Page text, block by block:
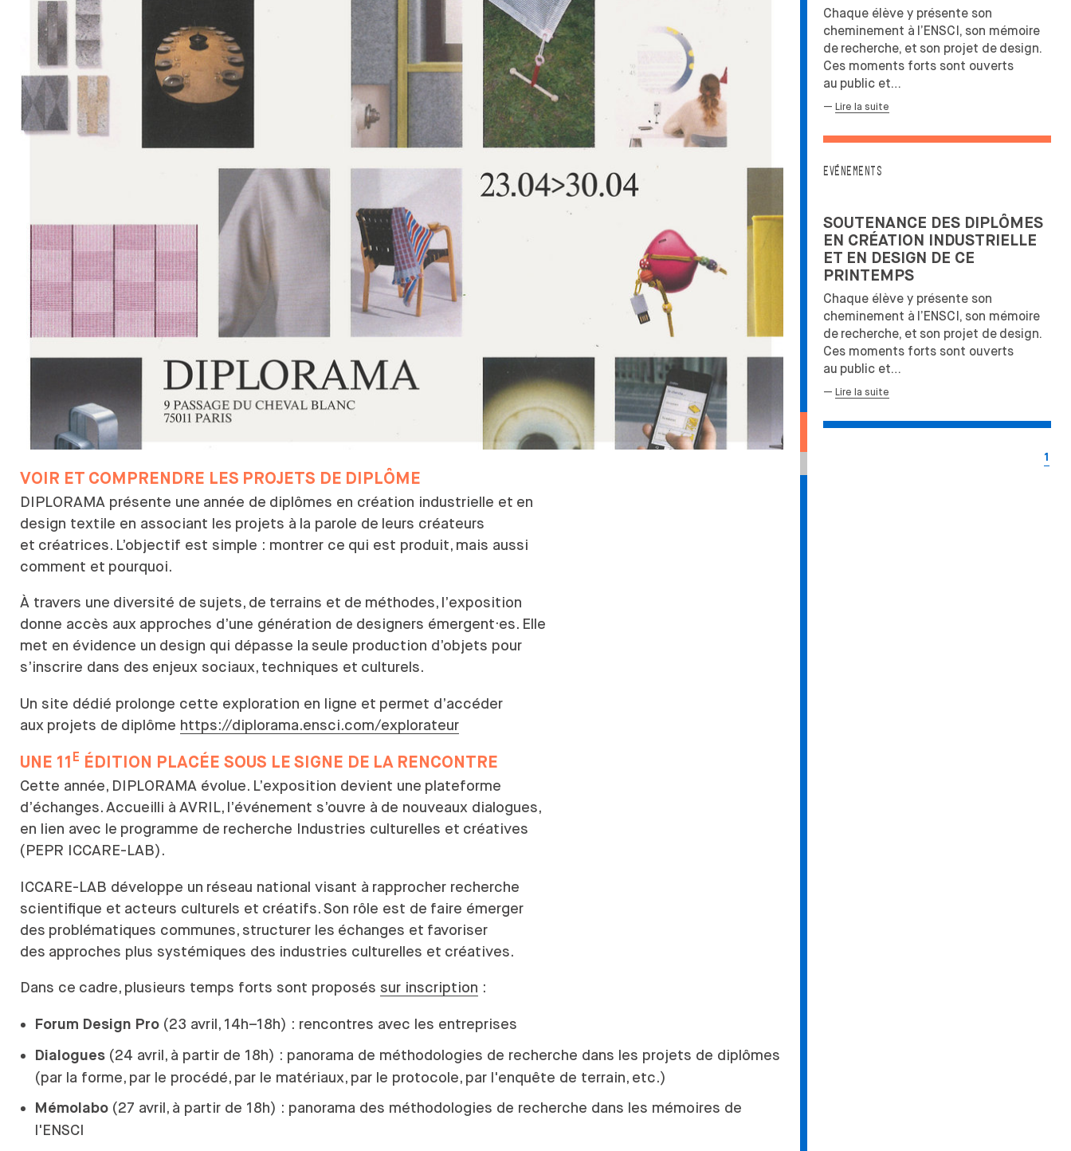
VOIR ET COMPRENDRE LES PROJETS DE DIPLÔME
DIPLORAMA présente une année de diplômes en création industrielle et en
design textile en associant les projets à la parole de leurs créateurs
et créatrices. L’objectif est simple : montrer ce qui est produit, mais aussi
comment et pourquoi.
À travers une diversité de sujets, de terrains et de méthodes, l’exposition
donne accès aux approches d’une génération de designers émergent·es. Elle
met en évidence un design qui dépasse la seule production d’objets pour
s’inscrire dans des enjeux sociaux, techniques et culturels.
Un site dédié prolonge cette exploration en ligne et permet d’accéder
aux projets de diplôme https://diplorama.ensci.com/explorateur
UNE 11 E ÉDITION PLACÉE SOUS LE SIGNE DE LA RENCONTRE
Cette année, DIPLORAMA évolue. L’exposition devient une plateforme
d’échanges. Accueilli à AVRIL, l’événement s’ouvre à de nouveaux dialogues,
en lien avec le programme de recherche Industries culturelles et créatives
(PEPR ICCARE-LAB).
ICCARE-LAB développe un réseau national visant à rapprocher recherche
scientifique et acteurs culturels et créatifs. Son rôle est de faire émerger
des problématiques communes, structurer les échanges et favoriser
des approches plus systémiques des industries culturelles et créatives.
Dans ce cadre, plusieurs temps forts sont proposés sur inscription :
Forum Design Pro(23 avril, 14h–18h) : rencontres avec les entreprises
Dialogues(24 avril, à partir de 18h) : panorama de méthodologies de recherche dans les projets de diplômes
(par la forme, par le procédé, par le matériaux, par le protocole, par l'enquête de terrain, etc.)
Mémolabo(27 avril, à partir de 18h) : panorama des méthodologies de recherche dans les mémoires de
l'ENSCI
Chaque élève y présente son
cheminement à l’ENSCI, son mémoire
de recherche, et son projet de design.
Ces moments forts sont ouverts
au public et…
— Lire la suite
EVÉNEMENTS
SOUTENANCE DES DIPLÔMES
EN CRÉATION INDUSTRIELLE
ET EN DESIGN DE CE
PRINTEMPS
Chaque élève y présente son
cheminement à l’ENSCI, son mémoire
de recherche, et son projet de design.
Ces moments forts sont ouverts
au public et…
— Lire la suite
1